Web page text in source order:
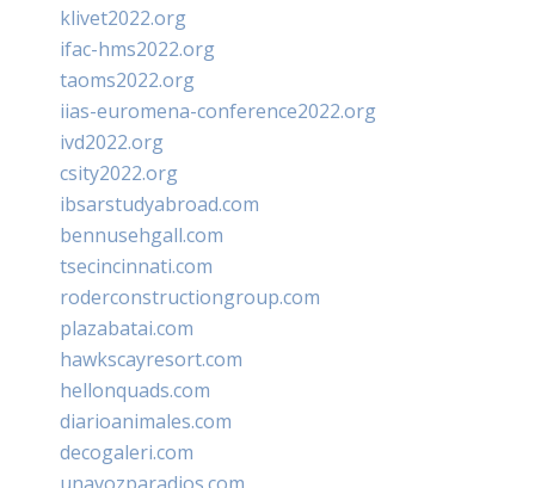
klivet2022.org
ifac-hms2022.org
taoms2022.org
iias-euromena-conference2022.org
ivd2022.org
csity2022.org
ibsarstudyabroad.com
bennusehgall.com
tsecincinnati.com
roderconstructiongroup.com
plazabatai.com
hawkscayresort.com
hellonquads.com
diarioanimales.com
decogaleri.com